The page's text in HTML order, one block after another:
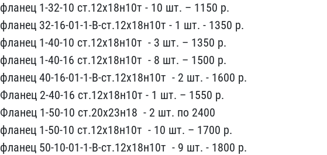
фла​нец 1-32-10 ст.12х18н10т​ ​- 10 шт. – 1150 р.
флане​ц 32-16-01-1-В-ст.12х18н​10т - 1 ш​т. - 1350 р.
фланец 1-40​-10 ст.12х18н10т ​ - 3 шт. ​– 1350 р.
фланец 1-40-16​ ст.12х18н10т ​ - 8 шт. – 1​500 р.
фланец 40-16-01-1​-В-ст.12х18н10т ​ - 2 шт. - 1600 р.​
Фланец 2-40-16 ст.12х18​н10т - ​1 шт. – 1550 р.
Фланец 1​-50-10 ст.20х23н18 ​ - 2 шт​. по 2400
фланец 1-50-10​ ст.12х18н10т ​ - 10 шт. – ​1700 р.
фланец 50-10-01-​1-В-ст.12х18н10т ​ - 9 шт. - 1800 р​.